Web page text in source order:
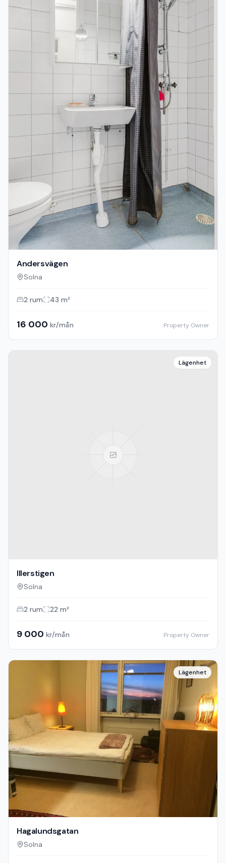
Andersvägen
Solna
2 rum 43 m²
16 000 kr/mån Property Owner
Lägenhet
Illerstigen
Solna
2 rum 22 m²
9 000 kr/mån Property Owner
Lägenhet
Hagalundsgatan
Solna